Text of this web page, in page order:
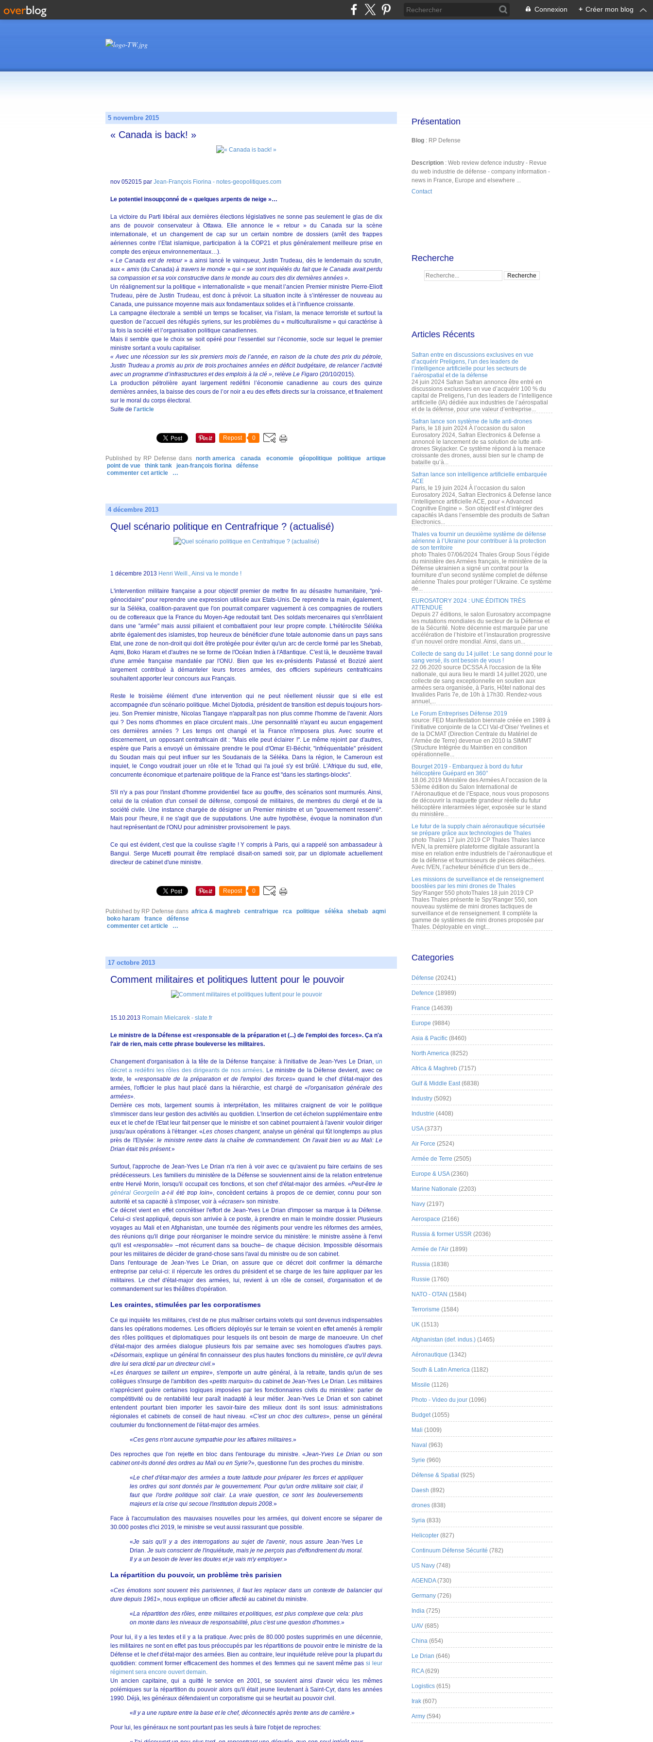
Connexion + Créer mon blog
5 novembre 2015
« Canada is back! »
nov 052015 par Jean-François Fiorina - notes-geopolitiques.com
Le potentiel insoupçonné de « quelques arpents de neige »…
La victoire du Parti libéral aux dernières élections législatives ne sonne pas seulement le glas de dix
ans de pouvoir conservateur à Ottawa. Elle annonce le « retour » du Canada sur la scène
internationale, et un changement de cap sur un certain nombre de dossiers (arrêt des frappes
aériennes contre l’Etat islamique, participation à la COP21 et plus généralement meilleure prise en
compte des enjeux environnementaux…).
«Le Canada est de retour» a ainsi lancé le vainqueur, Justin Trudeau, dès le lendemain du scrutin,
aux « amis (du Canada)à travers le monde » qui« se sont inquiétés du fait que le Canada avait perdu
sa compassion et sa voix constructive dans le monde au cours des dix dernières années ».
Un réalignement sur la politique « internationaliste » que menait l’ancien Premier ministre Pierre-Eliott
Trudeau, père de Justin Trudeau, est donc à prévoir. La situation incite à s’intéresser de nouveau au
Canada, une puissance moyenne mais aux fondamentaux solides et à l’influence croissante.
La campagne électorale a semblé un temps se focaliser, via l’islam, la menace terroriste et surtout la
question de l’accueil des réfugiés syriens, sur les problèmes du « multiculturalisme » qui caractérise à
la fois la société et l’organisation politique canadiennes.
Mais il semble que le choix se soit opéré pour l’essentiel sur l’économie, socle sur lequel le premier
ministre sortant a voulu capitaliser.
« Avec une récession sur les six premiers mois de l’année, en raison de la chute des prix du pétrole,
Justin Trudeau a promis au prix de trois prochaines années en déficit budgétaire, de relancer l’activité
avec un programme d’infrastructures et des emplois à la clé », relève Le Figaro (20/10/2015).
La production pétrolière ayant largement redéfini l’économie canadienne au cours des quinze
dernières années, la baisse des cours de l’or noir a eu des effets directs sur la croissance, et finalement
sur le moral du corps électoral.
Suite de l'article
Repost 0
Published by RP Defense dans north america canada economie géopolitique politique
artique
point de vue
think tank jean-françois fiorina
défense
commenter cet article
…
4 décembre 2013
Quel scénario politique en Centrafrique ? (actualisé)
1 décembre 2013 Henri Weill., Ainsi va le monde !
L'intervention militaire française a pour objectif premier de mettre fin au désastre humanitaire, "pré-
génocidaire" pour reprendre une expression utilisée aux Etats-Unis. De reprendre la main, également,
sur la Séléka, coalition-paravent que l'on pourrait comparer vaguement à ces compagnies de routiers
ou de cottereaux que la France du Moyen-Age redoutait tant. Des soldats mercenaires qui s'enrôlaient
dans une "armée" mais aussi pillaient et combattaient pour leur propre compte. L'hétéroclite Séléka
abrite également des islamistes, trop heureux de bénéficier d'une totale autonomie dans un pays sans
Etat, une zone de non-droit qui doit être protégée pour éviter qu'un arc de cercle formé par les Shebab,
Aqmi, Boko Haram et d'autres ne se forme de l'Océan Indien à l'Atlantique. C'est là, le deuxième travail
d'une armée française mandatée par l'ONU. Bien que les ex-présidents Patassé et Bozizé aient
largement contribué à démanteler leurs forces armées, des officiers supérieurs centrafricains
souhaitent apporter leur concours aux Français.
Reste le troisième élément d'une intervention qui ne peut réellement réussir que si elle est
accompagnée d'un scénario politique. Michel Djotodia, président de transition est depuis toujours hors-
jeu. Son Premier ministre, Nicolas Tiangaye n'apparaît pas non plus comme l'homme de l'avenir. Alors
qui ? Des noms d'hommes en place circulent mais...Une personnalité n'ayant eu aucun engagement
ces dernières années ? Les temps ont changé et la France n'imposera plus. Avec sourire et
discernement, un opposant centrafricain dit : "Mais elle peut éclairer !". Le même rejoint par d'autres,
espère que Paris a envoyé un émissaire prendre le poul d'Omar El-Béchir, "infréquentable" président
du Soudan mais qui peut influer sur les Soudanais de la Séléka. Dans la région, le Cameroun est
inquiet, le Congo voudrait jouer un rôle et le Tchad qui l'a joué s'y est brûlé. L'Afrique du sud, elle,
concurrente économique et partenaire politique de la France est "dans les startings-blocks".
S'il n'y a pas pour l'instant d'homme providentiel face au gouffre, des scénarios sont murmurés. Ainsi,
celui de la création d'un conseil de défense, composé de militaires, de membres du clergé et de la
société civile. Une instance chargée de désigner un Premier ministre et un "gouvernement resserré".
Mais pour l'heure, il ne s'agit que de supputations. Une autre hypothèse, évoque la nomination d'un
haut représentant de l'ONU pour administrer provisoirement le pays.
Ce qui est évident, c'est que la coulisse s'agite ! Y compris à Paris, qui a rappelé son ambassadeur à
Bangui. Serge Mucetti pourrait être remplacé disait-on samedi soir, par un diplomate actuellement
directeur de cabinet d'une ministre.
Repost 0
Published by RP Defense dans africa & maghreb centrafrique rca politique séléka shebab
aqmi
boko haram
france
défense
commenter cet article
…
17 octobre 2013
Comment militaires et politiques luttent pour le pouvoir
15.10.2013 Romain Mielcarek - slate.fr
Le ministre de la Défense est «responsable de la préparation et (...) de l'emploi des forces». Ça n'a
l'air de rien, mais cette phrase bouleverse les militaires.
Changement d'organisation à la tête de la Défense française: à l'initiative de Jean-Yves Le Drian, un
décret a redéfini les rôles des dirigeants de nos armées. Le ministre de la Défense devient, avec ce
texte, le «responsable de la préparation et de l'emploi des forces» quand le chef d'état-major des
armées, l'officier le plus haut placé dans la hiérarchie, est chargé de «l'organisation générale des
armées».
Derrière ces mots, largement soumis à interprétation, les militaires craignent de voir le politique
s'immiscer dans leur gestion des activités au quotidien. L'insertion de cet échelon supplémentaire entre
eux et le chef de l'Etat leur fait penser que le ministre et son cabinet pourraient à l'avenir vouloir diriger
jusqu'aux opérations à l'étranger. «Les choses changent, analyse un général qui fût longtemps au plus
près de l'Elysée:le ministre rentre dans la chaîne de commandement. On l'avait bien vu au Mali: Le
Drian était très présent.»
Surtout, l'approche de Jean-Yves Le Drian n'a rien à voir avec ce qu'avaient pu faire certains de ses
prédécesseurs. Les familiers du ministère de la Défense se souviennent ainsi de la relation entretenue
entre Hervé Morin, lorsqu'il occupait ces fonctions, et son chef d'état-major des armées. «Peut-être le
général Georgelin a-t-il été trop loin», concèdent certains à propos de ce dernier, connu pour son
autorité et sa capacité à s'imposer, voir à «écraser» son ministre.
Ce décret vient en effet concrétiser l'effort de Jean-Yves Le Drian d'imposer sa marque à la Défense.
Celui-ci s'est appliqué, depuis son arrivée à ce poste, à prendre en main le moindre dossier. Plusieurs
voyages au Mali et en Afghanistan, une tournée des régiments pour vendre les réformes des armées,
des réunions qu'il dirige pour réorganiser le moindre service du ministère: le ministre assène à l'envi
qu'il est «responsable» –mot récurrent dans sa bouche– de chaque décision. Impossible désormais
pour les militaires de décider de grand-chose sans l'aval du ministre ou de son cabinet.
Dans l'entourage de Jean-Yves Le Drian, on assure que ce décret doit confirmer la démarche
entreprise par celui-ci: il répercute les ordres du président et se charge de les faire appliquer par les
militaires. Le chef d'état-major des armées, lui, revient à un rôle de conseil, d'organisation et de
commandement sur les théâtres d'opération.
Les craintes, stimulées par les corporatismes
Ce qui inquiète les militaires, c'est de ne plus maîtriser certains volets qui sont devenus indispensables
dans les opérations modernes. Les officiers déployés sur le terrain se voient en effet amenés à remplir
des rôles politiques et diplomatiques pour lesquels ils ont besoin de marge de manoeuvre. Un chef
d'état-major des armées dialogue plusieurs fois par semaine avec ses homologues d'autres pays.
«Désormais, explique un général fin connaisseur des plus hautes fonctions du ministère,ce qu'il devra
dire lui sera dicté par un directeur civil.»
«Les énarques se taillent un empire», s'emporte un autre général, à la retraite, tandis qu'un de ses
collègues s'insurge de l'ambition des «petits marquis» du cabinet de Jean-Yves Le Drian. Les militaires
n'apprécient guère certaines logiques imposées par les fonctionnaires civils du ministère: parler de
compétitivité ou de rentabilité leur paraît inadapté à leur métier. Jean-Yves Le Drian et son cabinet
entendent pourtant bien importer les savoir-faire des milieux dont ils sont issus: administrations
régionales et cabinets de conseil de haut niveau. «C'est un choc des cultures», pense un général
coutumier du fonctionnement de l'état-major des armées.
«Ces gens n'ont aucune sympathie pour les affaires militaires.»
Des reproches que l'on rejette en bloc dans l'entourage du ministre. «Jean-Yves Le Drian ou son
cabinet ont-ils donné des ordres au Mali ou en Syrie?», questionne l'un des proches du ministre.
«Le chef d'état-major des armées a toute latitude pour préparer les forces et appliquer
les ordres qui sont donnés par le gouvernement. Pour qu'un ordre militaire soit clair, il
faut que l'ordre politique soit clair. La vraie question, ce sont les bouleversements
majeurs et la crise qui secoue l'institution depuis 2008.»
Face à l'accumulation des mauvaises nouvelles pour les armées, qui doivent encore se séparer de
30.000 postes d'ici 2019, le ministre se veut aussi rassurant que possible.
«Je sais qu'il y a des interrogations au sujet de l'avenir, nous assure Jean-Yves Le
Drian.Je suis conscient de l'inquiétude, mais je ne perçois pas d'effondrement du moral.
Il y a un besoin de lever les doutes et je vais m'y employer.»
La répartition du pouvoir, un problème très parisien
«Ces émotions sont souvent très parisiennes, il faut les replacer dans un contexte de balancier qui
dure depuis 1961», nous explique un officier affecté au cabinet du ministre.
«La répartition des rôles, entre militaires et politiques, est plus complexe que cela: plus
on monte dans les niveaux de responsabilité, plus c'est une question d'hommes.»
Pour lui, il y a les textes et il y a la pratique. Avec près de 80.000 postes supprimés en une décennie,
les militaires ne sont en effet pas tous préoccupés par les répartitions de pouvoir entre le ministre de la
Défense et le chef d'état-major des armées. Bien au contraire, leur inquiétude relève pour la plupart du
quotidien: comment former efficacement des hommes et des femmes qui ne savent même pas si leur
régiment sera encore ouvert demain.
Un ancien capitaine, qui a quitté le service en 2001, se souvient ainsi d'avoir vécu les mêmes
polémiques sur la répartition du pouvoir alors qu'il était jeune lieutenant à Saint-Cyr, dans les années
1990. Déjà, les généraux défendaient un corporatisme qui se heurtait au pouvoir civil.
«Il y a une rupture entre la base et le chef, déconnectés après trente ans de carrière.»
Pour lui, les généraux ne sont pourtant pas les seuls à faire l'objet de reproches:
Présentation
Blog : RP Defense
Description : Web review defence industry - Revue
du web industrie de défense - company information -
news in France, Europe and elsewhere ...
Contact
Recherche
Articles Récents
Safran entre en discussions exclusives en vue
d’acquérir Preligens, l’un des leaders de
l’intelligence artificielle pour les secteurs de
l’aérospatial et de la défense
24 juin 2024 Safran Safran annonce être entré en
discussions exclusives en vue d’acquérir 100 % du
capital de Preligens, l’un des leaders de l’intelligence
artificielle (IA) dédiée aux industries de l’aérospatial
et de la défense, pour une valeur d’entreprise...
Safran lance son système de lutte anti-drones
Paris, le 18 juin 2024 À l’occasion du salon
Eurosatory 2024, Safran Electronics & Defense a
annoncé le lancement de sa solution de lutte anti-
drones Skyjacker. Ce système répond à la menace
croissante des drones, aussi bien sur le champ de
bataille qu’à...
Safran lance son intelligence artificielle embarquée
ACE
Paris, le 19 juin 2024 À l’occasion du salon
Eurosatory 2024, Safran Electronics & Defense lance
l’intelligence artificielle ACE, pour « Advanced
Cognitive Engine ». Son objectif est d’intégrer des
capacités IA dans l’ensemble des produits de Safran
Electronics...
Thales va fournir un deuxième système de défense
aérienne à l’Ukraine pour contribuer à la protection
de son territoire
photo Thales 07/06/2024 Thales Group Sous l’égide
du ministère des Armées français, le ministère de la
Défense ukrainien a signé un contrat pour la
fourniture d’un second système complet de défense
aérienne Thales pour protéger l’Ukraine. Ce système
de...
EUROSATORY 2024 : UNE ÉDITION TRÈS
ATTENDUE
Depuis 27 éditions, le salon Eurosatory accompagne
les mutations mondiales du secteur de la Défense et
de la Sécurité. Notre décennie est marquée par une
accélération de l’histoire et l’instauration progressive
d’un nouvel ordre mondial. Ainsi, dans un...
Collecte de sang du 14 juillet : Le sang donné pour le
sang versé, ils ont besoin de vous !
22.06.2020 source DCSSA À l'occasion de la fête
nationale, qui aura lieu le mardi 14 juillet 2020, une
collecte de sang exceptionnelle en soutien aux
armées sera organisée, à Paris, Hôtel national des
Invalides Paris 7e, de 10h à 17h30. Rendez-vous
annuel,...
Le Forum Entreprises Défense 2019
source: FED Manifestation biennale créée en 1989 à
l’initiative conjointe de la CCI Val-d’Oise/ Yvelines et
de la DCMAT (Direction Centrale du Matériel de
l’Armée de Terre) devenue en 2010 la SIMMT
(Structure Intégrée du Maintien en condition
opérationnelle...
Bourget 2019 - Embarquez à bord du futur
hélicoptère Guépard en 360°
18.06.2019 Ministère des Armées A l’occasion de la
53ème édition du Salon International de
l’Aéronautique et de l’Espace, nous vous proposons
de découvrir la maquette grandeur réelle du futur
hélicoptère interarmées léger, exposée sur le stand
du ministère...
Le futur de la supply chain aéronautique sécurisée
se prépare grâce aux technologies de Thales
photo Thales 17 juin 2019 CP Thales Thales lance
IVEN, la première plateforme digitale assurant la
mise en relation entre industriels de l’aéronautique et
de la défense et fournisseurs de pièces détachées.
Avec IVEN, l’acheteur bénéficie d’un tiers de...
Les missions de surveillance et de renseignement
boostées par les mini drones de Thales
Spy’Ranger 550 photoThales 18 juin 2019 CP
Thales Thales présente le Spy’Ranger 550, son
nouveau système de mini drones tactiques de
surveillance et de renseignement. Il complète la
gamme de systèmes de mini drones proposée par
Thales. Déployable en vingt...
Categories
Défense (20241)
Defence (18989)
France (14639)
Europe (9884)
Asia & Pacific (8460)
North America (8252)
Africa & Maghreb (7157)
Gulf & Middle East(6838)
Industry (5092)
Industrie (4408)
USA(3737)
Air Force (2524)
Armée de Terre (2505)
Europe & USA(2360)
Marine Nationale (2203)
Navy (2197)
Aerospace (2166)
Russia & former USSR (2036)
Armée de l'Air (1899)
Russia (1838)
Russie (1760)
NATO - OTAN (1584)
Terrorisme (1584)
UK (1513)
Afghanistan (def. indus.) (1465)
Aéronautique (1342)
South & Latin America (1182)
Missile (1126)
Photo - Video du jour (1096)
Budget(1055)
Mali (1009)
Naval (963)
Syrie (960)
Défense & Spatial (925)
Daesh (892)
drones (838)
Syria (833)
Helicopter (827)
Continuum Défense Sécurité (782)
US Navy (748)
AGENDA(730)
Germany (726)
India (725)
UAV (685)
China (654)
Le Drian (646)
RCA(629)
Logistics (615)
Irak (607)
Army (594)